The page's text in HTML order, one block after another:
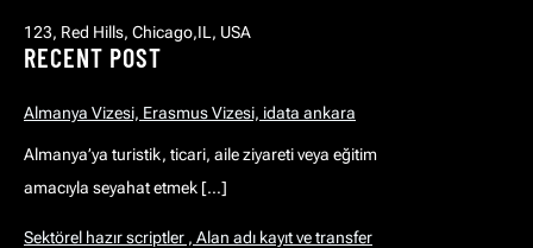
123, Red Hills, Chicago,IL, USA
RECENT POST
Almanya Vizesi, Erasmus Vizesi, idata ankara
Almanya’ya turistik, ticari, aile ziyareti veya eğitim
amacıyla seyahat etmek […]
Sektörel hazır scriptler , Alan adı kayıt ve transfer